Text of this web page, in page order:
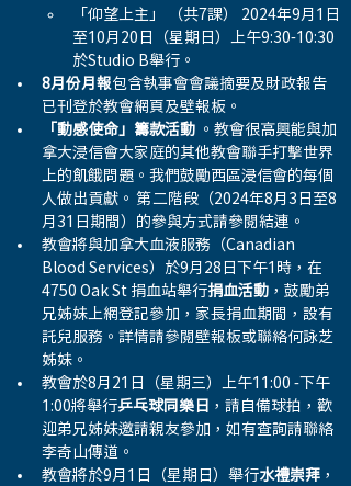
「仰望上主」 （共7課） 2024年9月1日
至10月20日（星期日）上午9:30-10:30
於Studio B舉行。
8月份月報包含執事會會議摘要及財政報告
已刊登於教會網頁及壁報板。
「動感使命」籌款活動 。教會很高興能與加
拿大浸信會大家庭的其他教會聯手打擊世界
上的飢餓問題。我們鼓勵西區浸信會的每個
人做出貢獻。 第二階段（2024年8月3日至8
月31日期間）的參與方式請參閱結連。
教會將與加拿大血液服務（Canadian
Blood Services）於9月28日下午1時，在
4750 Oak St 捐血站舉行捐血活動 ，鼓勵弟
兄姊妹上網登記參加，家長捐血期間，設有
託兒服務。詳情請參閱壁報板或聯絡何詠芝
姊妹。
教會於8月21日（星期三）上午11:00 -下午
1:00將舉行乒乓球同樂日 ，請自備球拍，歡
迎弟兄姊妹邀請親友參加，如有查詢請聯絡
李奇山傳道。
教會將於9月1日（星期日）舉行水禮崇拜 ，